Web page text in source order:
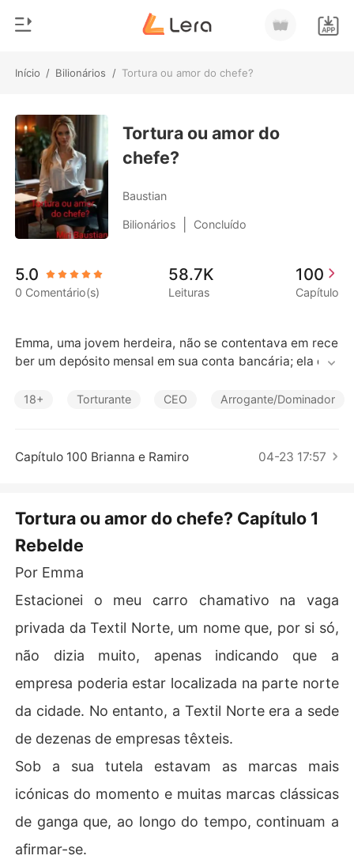
Início / Bilionários / Tortura ou amor do chefe?
Loja
Histórico
Sair
Baixar App
Gênero
Moderno
Lobisomem
Contos
Bilionários
Contos Curtos
Tortura ou amor do
chefe?
Baustian
Bilionários Concluído
5.0
0 Comentário(s)
58.7K
Leituras
100
Capítulo
Emma, ​​uma jovem herdeira, não se contentava em rece
ber um depósito mensal em sua conta bancária; ela que
m como seu irmão mais velho.
tição.
nteligência e também por seu espírito rebelde, e decidi
u doutriná-la; ambos acabaram jogando o perigoso jogo
18+ Torturante CEO Arrogante/Dominador
Capítulo 100 Brianna e Ramiro 04-23 17:57
Tortura ou amor do chefe? Capítulo 1
Rebelde
Por Emma
Estacionei o meu carro chamativo na vaga
privada da Textil Norte, um nome que, por si só,
não dizia muito, apenas indicando que a
empresa poderia estar localizada na parte norte
da cidade. No entanto, a Textil Norte era a sede
de dezenas de empresas têxteis.
Sob a sua tutela estavam as marcas mais
icónicas do momento e muitas marcas clássicas
de ganga que, ao longo do tempo, continuam a
afirmar-se.